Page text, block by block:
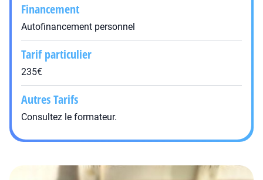
Financement
Autofinancement personnel
Tarif particulier
235€
Autres Tarifs
Consultez le formateur.